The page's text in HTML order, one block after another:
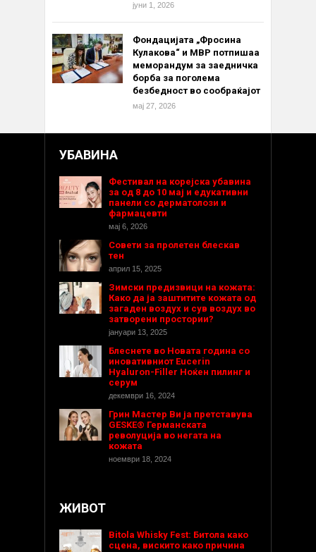
јуни 1, 2026
Фондацијата „Фросина
Кулакова“ и МВР потпишаа
меморандум за заедничка
борба за поголема
безбедност во сообраќајот
мај 27, 2026
УБАВИНА
Фестивал на корејска убавина
за од 8 до 10 мај и едукативни
панели со дерматолози и
фармацевти
мај 6, 2026
Совети за пролетен блескав
тен
април 15, 2025
Зимски предизвици на кожата:
Како да ја заштитите кожата од
загаден воздух и сув воздух во
затворени простории?
јануари 13, 2025
Блеснете во Новата година со
иновативниот Eucerin
Hyaluron-Filler Ноќен пилинг и
серум
декември 16, 2024
Грин Мастер Ви ја претставува
GESKE® Германската
револуција во негата на
кожата
ноември 18, 2024
ЖИВОТ
Bitola Whisky Fest: Битола како
сцена, вискито како причина